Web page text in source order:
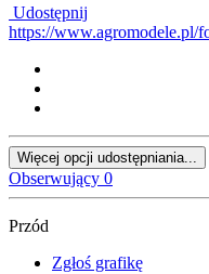
Udostępnij
https://www.agromodele.pl/
Więcej opcji udostępniania...
Obserwujący 0
Przód
Zgłoś grafikę